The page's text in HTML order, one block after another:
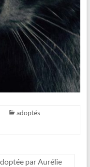
adoptés
par Aurélie